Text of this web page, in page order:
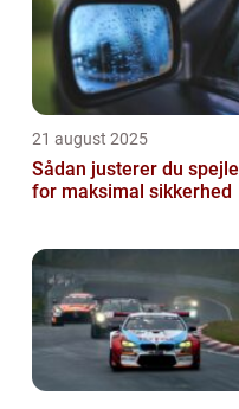
21 august 2025
Sådan justerer du spejle
for maksimal sikkerhed